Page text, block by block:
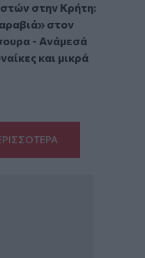
στην Κρήτη:
στον
- Ανάμεσά
και μικρά